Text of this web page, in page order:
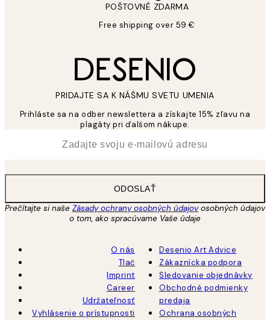
POŠTOVNÉ ZDARMA
Free shipping over 59 €
PRIDAJTE SA K NÁŠMU SVETU UMENIA
Prihláste sa na odber newslettera a získajte 15% zľavu na
plagáty pri ďalšom nákupe.
ODOSLAŤ
Prečítajte si naše Zásady ochrany osobných údajovosobných údajov
o tom, ako spracúvame Vaše údaje
O nás
Tlač
Imprint
Career
Udržateľnosť
Vyhlásenie o prístupnosti
Desenio Art Advice
Zákaznícka podpora
Sledovanie objednávky
Obchodné podmienky
predaja
Ochrana osobných